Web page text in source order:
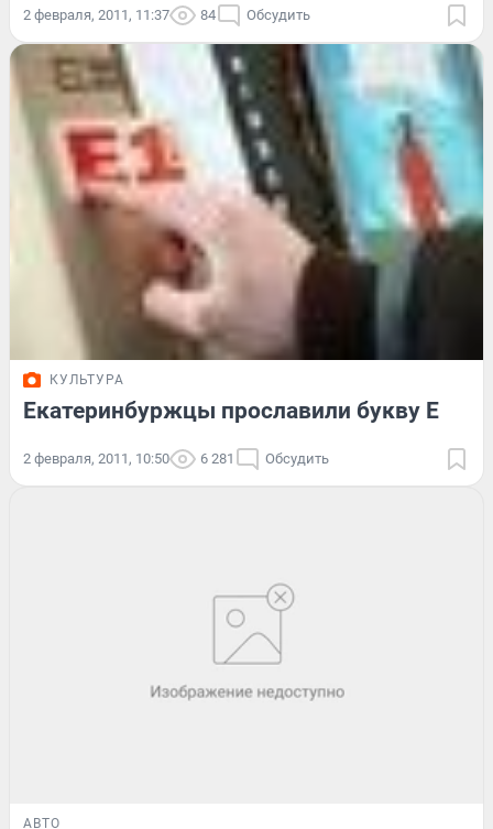
2 февраля, 2011, 11:37 84 Обсудить
КУЛЬТУРА
Екатеринбуржцы прославили букву Е
2 февраля, 2011, 10:50 6 281 Обсудить
АВТО